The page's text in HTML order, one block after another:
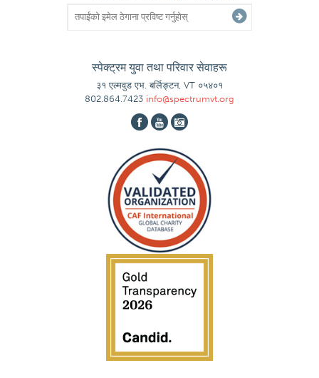
स्पेक्ट्रम युवा तथा परिवार सेवाहरू
३१ एल्मवुड एभ. बर्लिङ्टन, VT ०५४०१
802.864.7423 info@spectrumvt.org